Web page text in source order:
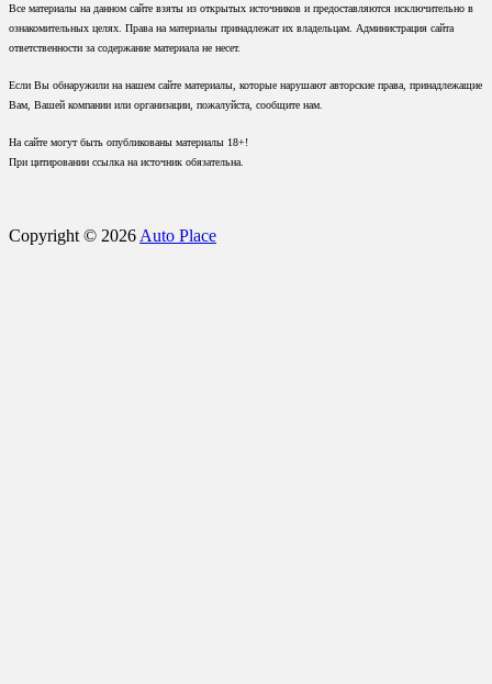
Все материалы на данном сайте взяты из открытых источников и предоставляются исключительно в
ознакомительных целях. Права на материалы принадлежат их владельцам. Администрация сайта
ответственности за содержание материала не несет.
Если Вы обнаружили на нашем сайте материалы, которые нарушают авторские права, принадлежащие
Вам, Вашей компании или организации, пожалуйста, сообщите нам.
На сайте могут быть опубликованы материалы 18+!
При цитировании ссылка на источник обязательна.
Copyright © 2026 Auto Place